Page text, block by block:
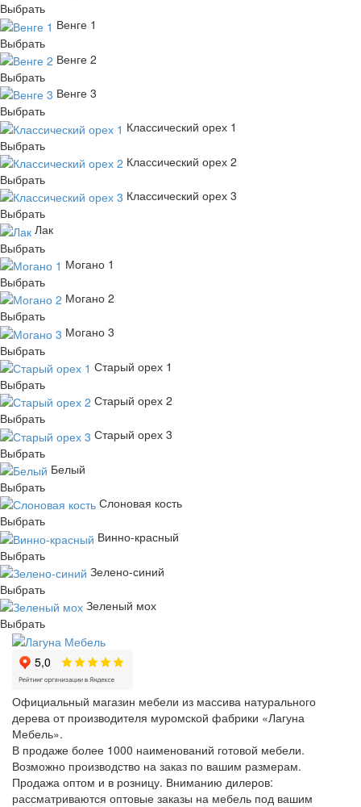
Выбрать
Венге 1
Выбрать
Венге 2
Выбрать
Венге 3
Выбрать
Классический орех 1
Выбрать
Классический орех 2
Выбрать
Классический орех 3
Выбрать
Лак
Выбрать
Могано 1
Выбрать
Могано 2
Выбрать
Могано 3
Выбрать
Старый орех 1
Выбрать
Старый орех 2
Выбрать
Старый орех 3
Выбрать
Белый
Выбрать
Слоновая кость
Выбрать
Винно-красный
Выбрать
Зелено-синий
Выбрать
Зеленый мох
Выбрать
Официальный магазин мебели из массива натурального
дерева от производителя муромской фабрики «Лагуна
Мебель».
В продаже более 1000 наименований готовой мебели.
Возможно производство на заказ по вашим размерам.
Продажа оптом и в розницу. Вниманию дилеров:
рассматриваются оптовые заказы на мебель под вашим